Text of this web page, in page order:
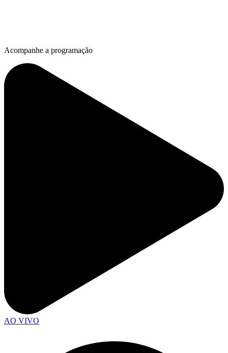
Acompanhe a programação
AO VIVO